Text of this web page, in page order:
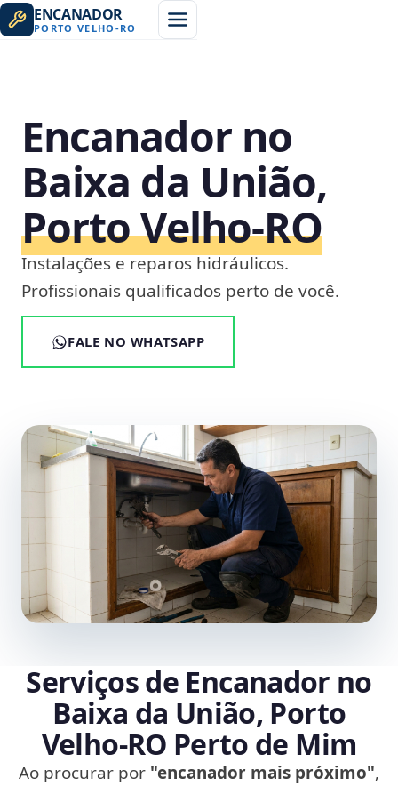
ENCANADOR
PORTO VELHO -RO
Encanador no
Baixa da União,
Porto Velho‑RO
Instalações e reparos hidráulicos.
Profissionais qualificados perto de você.
FALE NO WHATSAPP
Serviços de Encanador no
Baixa da União, Porto
Velho‑RO Perto de Mim
Ao procurar por "encanador mais próximo",